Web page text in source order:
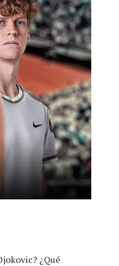
¿Qué